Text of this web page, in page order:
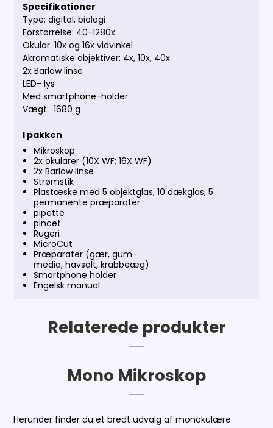
Specifikationer
Type: digital, biologi
Forstørrelse: 40-1280x
Okular: 10x og 16x vidvinkel
Akromatiske objektiver: 4x, 10x, 40x
2x Barlow linse
LED- lys
Med smartphone-holder
Vægt: 1680 g
I pakken
Mikroskop
2x okularer (10X WF; 16X WF)
2x Barlow linse
Strømstik
Plastæske med 5 objektglas, 10 dækglas, 5
permanente præparater
pipette
pincet
Rugeri
MicroCut
Præparater (gær, gum-
media, havsalt, krabbeæg)
Smartphone holder
Engelsk manual
Relaterede produkter
Mono Mikroskop
Herunder finder du et bredt udvalg af monokulære